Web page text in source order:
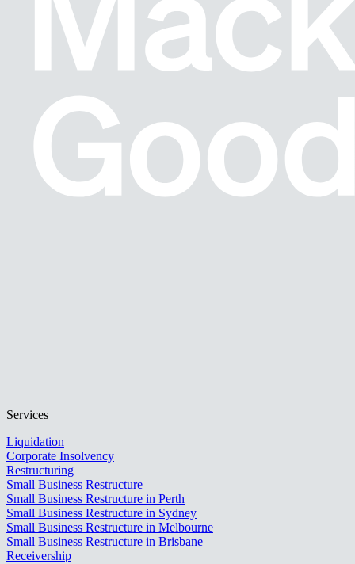
Services
Liquidation
Corporate Insolvency
Restructuring
Small Business Restructure
Small Business Restructure in Perth
Small Business Restructure in Sydney
Small Business Restructure in Melbourne
Small Business Restructure in Brisbane
Receivership